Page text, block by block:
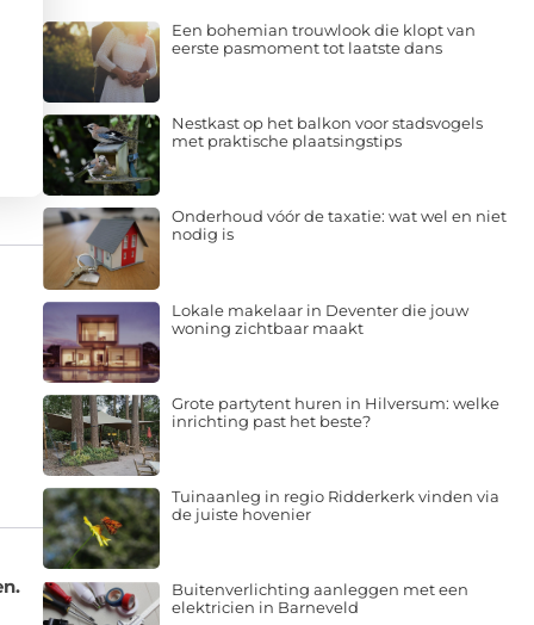
Een bohemian trouwlook die klopt van
eerste pasmoment tot laatste dans
Nestkast op het balkon voor stadsvogels
met praktische plaatsingstips
Onderhoud vóór de taxatie: wat wel en niet
nodig is
Lokale makelaar in Deventer die jouw
woning zichtbaar maakt
Grote partytent huren in Hilversum: welke
inrichting past het beste?
Tuinaanleg in regio Ridderkerk vinden via
de juiste hovenier
Buitenverlichting aanleggen met een
elektricien in Barneveld